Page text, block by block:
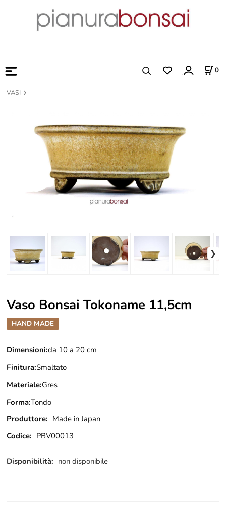
0
VASI
Vaso Bonsai Tokoname 11,5cm
HAND MADE
Dimensioni:da 10 a 20 cm
Finitura:Smaltato
Materiale:Gres
Forma:Tondo
Produttore: Made in Japan
Codice: PBV00013
Disponibilità: non disponibile